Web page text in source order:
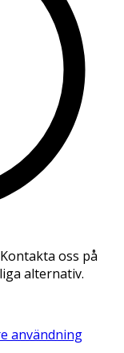
oss på
alternativ.
användning